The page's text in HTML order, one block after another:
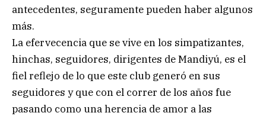
antecedentes, seguramente pueden haber algunos
más.
La efervecencia que se vive en los simpatizantes,
hinchas, seguidores, dirigentes de Mandiyú, es el
fiel reflejo de lo que este club generó en sus
seguidores y que con el correr de los años fue
pasando como una herencia de amor a las